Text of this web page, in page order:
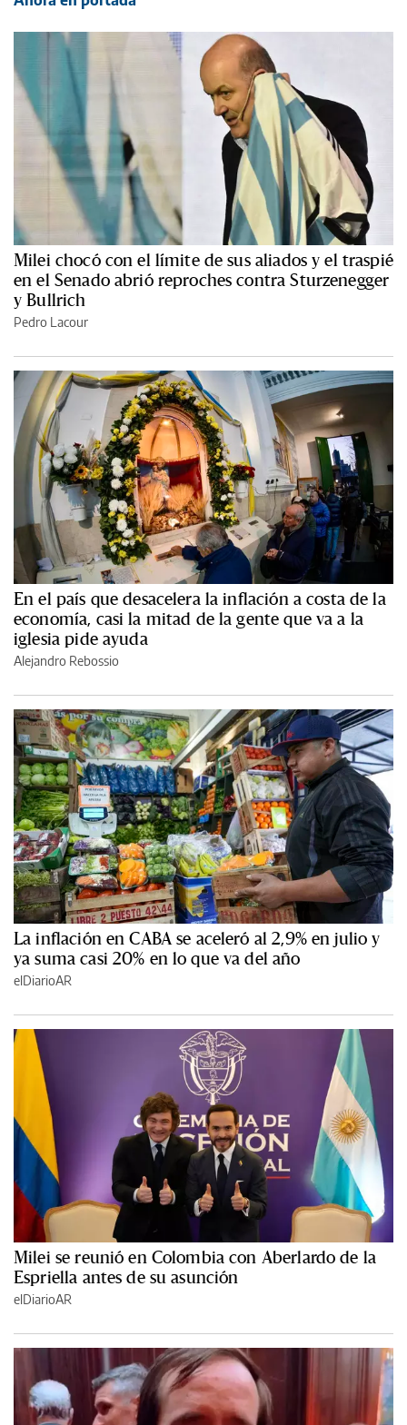
Milei chocó con el límite de sus aliados y el traspié
en el Senado abrió reproches contra Sturzenegger
y Bullrich
Pedro Lacour
En el país que desacelera la inflación a costa de la
economía, casi la mitad de la gente que va a la
iglesia pide ayuda
Alejandro Rebossio
La inflación en CABA se aceleró al 2,9% en julio y
ya suma casi 20% en lo que va del año
elDiarioAR
Milei se reunió en Colombia con Aberlardo de la
Espriella antes de su asunción
elDiarioAR